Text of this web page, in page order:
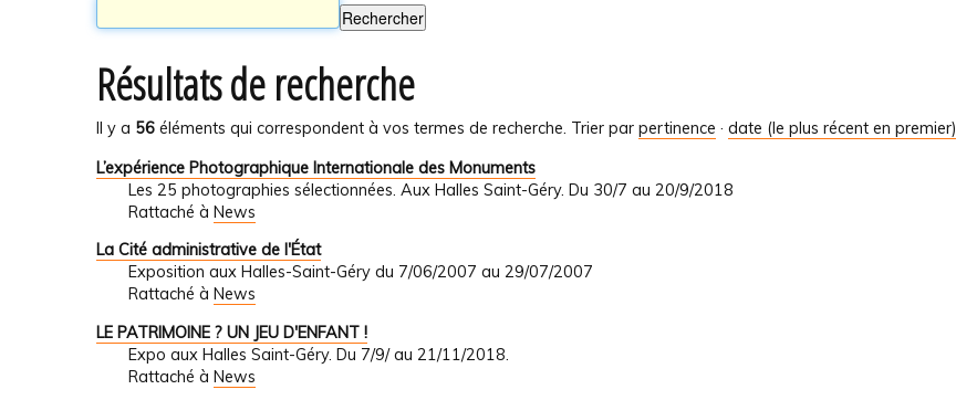
Résultats de recherche
Il y a 56 éléments qui correspondent à vos termes de recherche. Trier par pertinence · date (le plus récent en premier)
L’expérience Photographique Internationale des Monuments
Les 25 photographies sélectionnées. Aux Halles Saint-Géry. Du 30/7 au 20/9/2018
Rattaché à News
La Cité administrative de l'État
Exposition aux Halles-Saint-Géry du 7/06/2007 au 29/07/2007
Rattaché à News
LE PATRIMOINE ? UN JEU D'ENFANT !
Expo aux Halles Saint-Géry. Du 7/9/ au 21/11/2018.
Rattaché à News